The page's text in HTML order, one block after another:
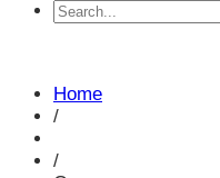
Home
/
/